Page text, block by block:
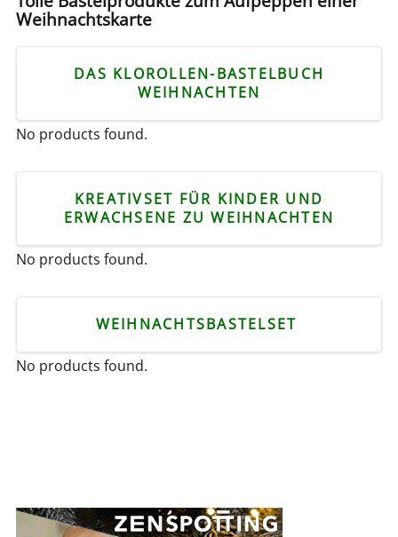
Weihnachtskarte
DAS KLOROLLEN-BASTELBUCH
WEIHNACHTEN
No products found.
KREATIVSET FÜR KINDER UND
ERWACHSENE ZU WEIHNACHTEN
No products found.
WEIHNACHTSBASTELSET
No products found.